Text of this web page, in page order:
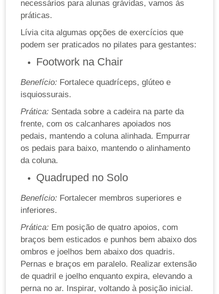
necessários para alunas grávidas, vamos às
práticas.
Lívia cita algumas opções de exercícios que
podem ser praticados no pilates para gestantes:
Footwork na Chair
Benefício: Fortalece quadríceps, glúteo e
isquiossurais.
Prática: Sentada sobre a cadeira na parte da
frente, com os calcanhares apoiados nos
pedais, mantendo a coluna alinhada. Empurrar
os pedais para baixo, mantendo o alinhamento
da coluna.
Quadruped no Solo
Benefício: Fortalecer membros superiores e
inferiores.
Prática: Em posição de quatro apoios, com
braços bem esticados e punhos bem abaixo dos
ombros e joelhos bem abaixo dos quadris.
Pernas e braços em paralelo. Realizar extensão
de quadril e joelho enquanto expira, elevando a
perna no ar. Inspirar, voltando à posição inicial.